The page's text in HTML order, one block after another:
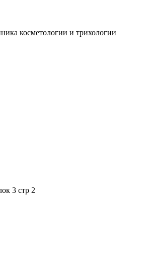
косметологии и трихологии
3 стр 2